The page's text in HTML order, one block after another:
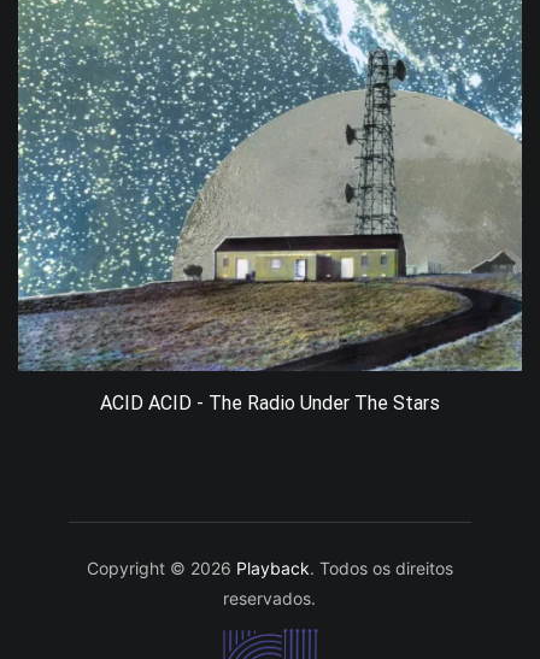
ACID ACID - The Radio Under The Stars
Copyright © 2026 Playback. Todos os direitos
reservados.